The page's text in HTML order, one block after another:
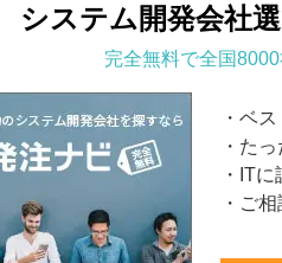
システム開発会社
完全無料で全国
・ベ
・た
・IT
・ご